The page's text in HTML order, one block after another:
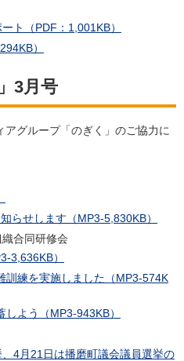
ト（PDF：1,001KB）
）
3月号
グループ「のぎく」のご協力に
らせします（MP3-5,830KB）
合同研修会
3,636KB）
訓練を実施しました（MP3-574K
よう（MP3-943KB）
4月21日は播磨町議会議員選挙の